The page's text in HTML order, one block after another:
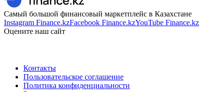
Самый большой финансовый маркетплейс в Казахстане
Instagram Finance.kzFacebook Finance.kzYouTube Finance.kz
Оцените наш сайт
Контакты
Пользовательское соглашение
Политика конфиденциальности